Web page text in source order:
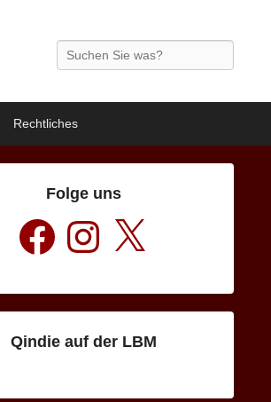
Search
Rechtliches
Folge uns
Facebook Instagram
Qindie auf der LBM